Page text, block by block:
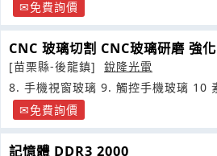
免費詢價
CNC 玻璃切割 CNC玻璃研磨 強化
[苗栗縣-後龍鎮]
銳隆光電
8. 手機視窗玻璃 9. 觸控手機玻璃 10 素玻璃異型切割研磨鑽孔
加工免費詢價
記憶體 DDR3 2000